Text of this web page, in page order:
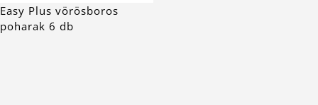
Easy Plus vörösboros
poharak 6 db